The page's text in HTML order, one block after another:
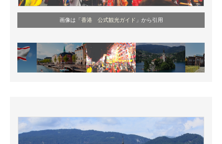
画像は「 香港 公式観光ガイド 」から引用